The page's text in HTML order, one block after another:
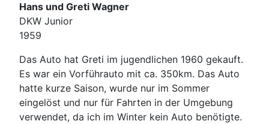
Hans und Greti Wagner
DKW Junior
1959
Das Auto hat Greti im jugendlichen 1960 gekauft.
Es war ein Vorführauto mit ca. 350km. Das Auto
hatte kurze Saison, wurde nur im Sommer
eingelöst und nur für Fahrten in der Umgebung
verwendet, da ich im Winter kein Auto benötigte.